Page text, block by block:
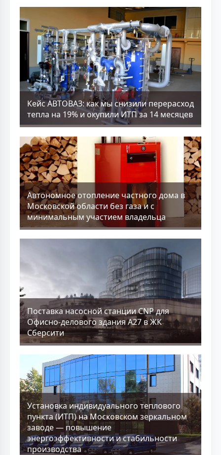
Кейс АВТОВАЗ: как мы снизили перерасход
тепла на 19% и окупили ИТП за 14 месяцев
Aвтономное отопление частного дома в
Московской области без газа и с
минимальным участием владельца
Поставка насосной станции CNP для
Офисно-делового здания А27 в ЖК
Сберсити
Установка индивидуального теплового
пункта (ИТП) на Московском зеркальном
заводе — повышение
энергоэффективности и стабильности
производства